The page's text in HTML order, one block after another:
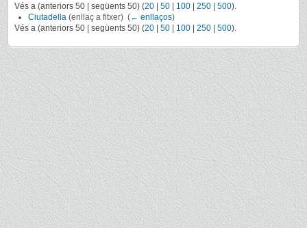
Vés a (anteriors 50 | següents 50) (20 | 50 | 100 | 250 | 500).
Ciutadella (enllaç a fitxer) ‎ (← enllaços)
Vés a (anteriors 50 | següents 50) (20 | 50 | 100 | 250 | 500).